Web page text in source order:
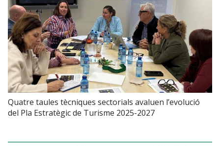
Quatre taules tècniques sectorials avaluen l’evolució
del Pla Estratègic de Turisme 2025-2027